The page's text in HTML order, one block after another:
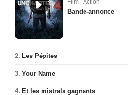
Film - Action
Bande-annonce
2. Les Pépites
3. Your Name
4. Et les mistrals gagnants